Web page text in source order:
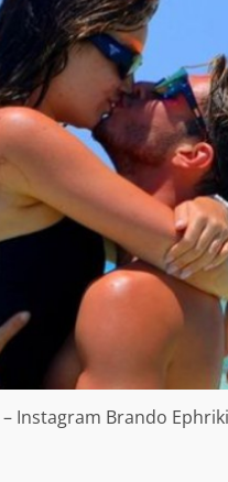
Instagram Brando